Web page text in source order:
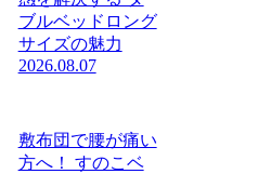
ブルベッドロング
サイズの魅力
2026.08.07
敷布団で腰が痛い
方へ！ すのこベ